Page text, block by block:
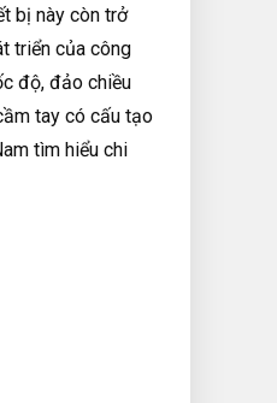
bị này còn trở
triển của công
độ, đảo chiều
tay có cấu tạo
tìm hiểu chi